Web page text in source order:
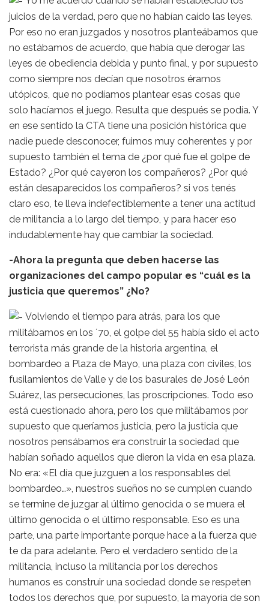
juicios de la verdad, pero que no habían caído las leyes.
Por eso no eran juzgados y nosotros planteábamos que
no estábamos de acuerdo, que había que derogar las
leyes de obediencia debida y punto final, y por supuesto
como siempre nos decían que nosotros éramos
utópicos, que no podíamos plantear esas cosas que
solo hacíamos el juego. Resulta que después se podía. Y
en ese sentido la CTA tiene una posición histórica que
nadie puede desconocer, fuimos muy coherentes y por
supuesto también el tema de ¿por qué fue el golpe de
Estado? ¿Por qué cayeron los compañeros? ¿Por qué
están desaparecidos los compañeros? si vos tenés
claro eso, te lleva indefectiblemente a tener una actitud
de militancia a lo largo del tiempo, y para hacer eso
indudablemente hay que cambiar la sociedad.
-Ahora la pregunta que deben hacerse las
organizaciones del campo popular es “cuál es la
justicia que queremos” ¿No?
Volviendo el tiempo para atrás, para los que
militábamos en los ´70, el golpe del 55 había sido el acto
terrorista más grande de la historia argentina, el
bombardeo a Plaza de Mayo, una plaza con civiles, los
fusilamientos de Valle y de los basurales de José León
Suárez, las persecuciones, las proscripciones. Todo eso
está cuestionado ahora, pero los que militábamos por
supuesto que queríamos justicia, pero la justicia que
nosotros pensábamos era construir la sociedad que
habían soñado aquellos que dieron la vida en esa plaza.
No era: «El día que juzguen a los responsables del
bombardeo…», nuestros sueños no se cumplen cuando
se termine de juzgar al último genocida o se muera el
último genocida o el último responsable. Eso es una
parte, una parte importante porque hace a la fuerza que
te da para adelante. Pero el verdadero sentido de la
militancia, incluso la militancia por los derechos
humanos es construir una sociedad donde se respeten
todos los derechos que, por supuesto, la mayoría de son